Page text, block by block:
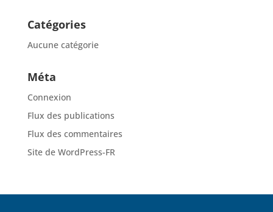
Catégories
Aucune catégorie
Méta
Connexion
Flux des publications
Flux des commentaires
Site de WordPress-FR